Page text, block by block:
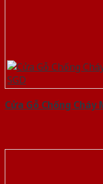
Cửa Gỗ Chống Cháy